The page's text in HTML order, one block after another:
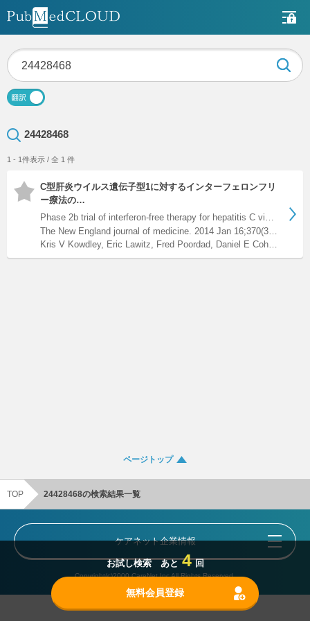
24428468
1 - 1件表示 / 全 1 件
C型肝炎ウイルス遺伝子型1に対するインターフェロンフリ
ー療法の…
Phase 2b trial of interferon-free therapy for hepatitis C vi…
The New England journal of medicine. 2014 Jan 16;370(3);222-32. doi: 10.1056/NEJMoa1306227.
Kris V Kowdley, Eric Lawitz, Fred Poordad, Daniel E Cohen, David R Nelson, Stefan Zeuzem, Gregory T Everson, Paul Kwo, Graham R Foster, Mark S Sulkowski, Wangang Xie, Tami Pilot-Matias, George Liossis, Lois Larsen, Amit Khatri, Thomas Podsadecki, Barry Bernstein
ページトップ
TOP 24428468の検索結果一覧
ケアネット企業情報
Copyright(c)2000 CareNet,Inc All Rights Reserved.
お試し検索 あと 4 回
無料会員登録